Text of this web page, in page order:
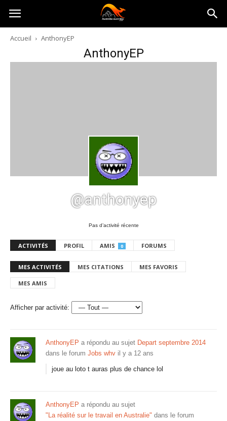
Australia-
australie.com
Accueil AnthonyEP
AnthonyEP
@anthonyep
Pas d’activité récente
ACTIVITÉS PROFIL AMIS 0 FORUMS
MES ACTIVITÉS MES CITATIONS MES FAVORIS
MES AMIS
Afficher par activité:
AnthonyEP a répondu au sujet Depart septembre 2014
dans le forum Jobs whv il y a 12 ans
joue au loto t auras plus de chance lol
AnthonyEP a répondu au sujet
"La réalité sur le travail en Australie" dans le forum